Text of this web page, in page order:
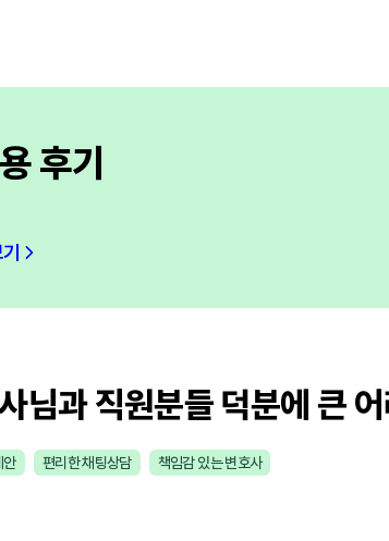
후기
님과 직원분들 덕분에 큰
안 편리한 채팅상담 책임감 있는 변호사